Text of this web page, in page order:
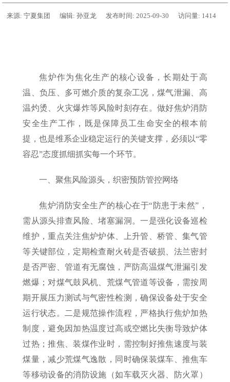
来源: 宁夏集团 编辑: 孙亚龙 发布时间: 2025-09-30 访问量: 1414
焦炉作为焦化生产的核心设备，长期处于高
温、负压、多可燃介质的复杂工况，煤气泄漏、高
温灼烫、火灾爆炸等风险时刻存在。做好焦炉消防
安全生产工作，既是保障员工生命安全的根本前
提，也是维系企业稳定运行的关键支撑，必须以“零
容忍”态度抓细抓实每一个环节。
一、聚焦风险源头，织密预防管控网络
焦炉消防安全生产的核心在于“防患于未然”，
需从源头排查风险、堵塞漏洞。一是强化设备巡检
维护，重点关注焦炉炉体、上升管、桥管、集气管
等关键部位，定期检查耐火砖是否破损、法兰密封
是否严密、管道有无腐蚀，严防高温煤气泄漏引发
燃爆；对煤气鼓风机、荒煤气管道等设备，需按周
期开展压力测试与气密性检测，确保设备处于安全
运行状态。二是规范操作流程，严格执行焦炉加热
制度，避免因加热温度过高或空燃比失衡导致炉体
过热；推焦、装煤作业时，需控制好推焦速度与装
煤量，减少荒煤气逸散，同时确保装煤车、推焦车
等移动设备的消防设施（如车载灭火器、防火罩）